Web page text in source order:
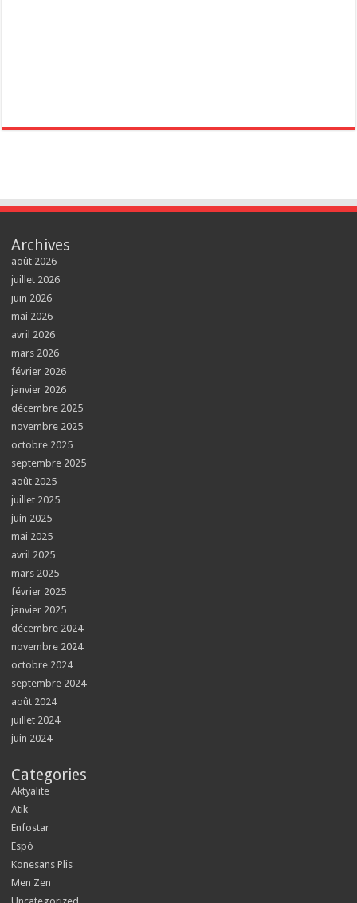
Archives
août 2026
juillet 2026
juin 2026
mai 2026
avril 2026
mars 2026
février 2026
janvier 2026
décembre 2025
novembre 2025
octobre 2025
septembre 2025
août 2025
juillet 2025
juin 2025
mai 2025
avril 2025
mars 2025
février 2025
janvier 2025
décembre 2024
novembre 2024
octobre 2024
septembre 2024
août 2024
juillet 2024
juin 2024
Categories
Aktyalite
Atik
Enfostar
Espò
Konesans Plis
Men Zen